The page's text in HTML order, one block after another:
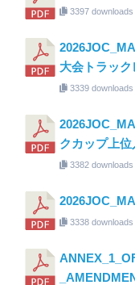
3397 downloads
大会トラッ
3339 downloads
クカップ上位
3382 downloads
3338 downloads